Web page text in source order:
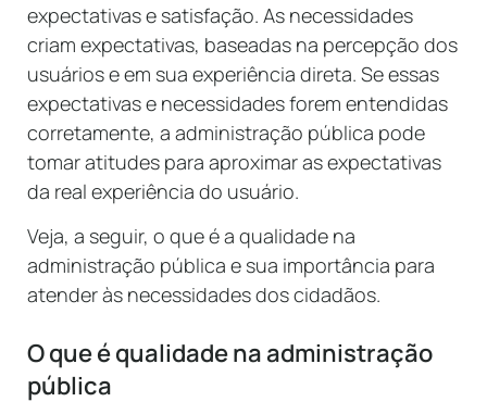
expectativas e satisfação. As necessidades
criam expectativas, baseadas na percepção dos
usuários e em sua experiência direta. Se essas
expectativas e necessidades forem entendidas
corretamente, a administração pública pode
tomar atitudes para aproximar as expectativas
da real experiência do usuário.
Veja, a seguir, o que é a qualidade na
administração pública e sua importância para
atender às necessidades dos cidadãos.
O que é qualidade na administração
pública